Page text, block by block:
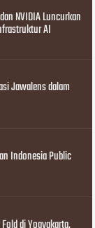
NVIDIA Luncurkan
AI
Jawalens dalam
Indonesia Public